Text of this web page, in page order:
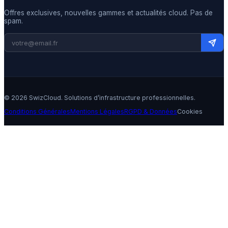
Offres exclusives, nouvelles gammes et actualités cloud. Pas de
spam.
© 2026 SwizCloud. Solutions d’infrastructure professionnelles.
Conditions GénéralesMentions LégalesRGPD & DonnéesCookies